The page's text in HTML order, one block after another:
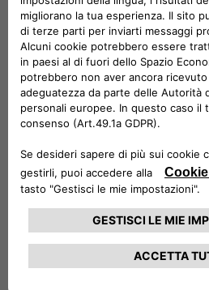
un unico prodotto – porta la
I prodotti eFast consentiranno la
chilometri in meno di 30 minuti –
tecnologica e sostenibilità
provenienti dal settore
ideale per stazioni di servizio,
E ancora ePost CityWay, la
brevettata di ricarica rapida che
esistenti di tram e filobus per
urbani dove la trasformazione
sono impossibili. Fino ad arrivare
canone fisso per ricaricare i veicoli
strada, con offerte calibrate alle